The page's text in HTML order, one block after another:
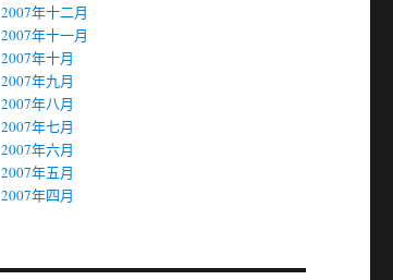
2007年十二月
2007年十一月
2007年十月
2007年九月
2007年八月
2007年七月
2007年六月
2007年五月
2007年四月